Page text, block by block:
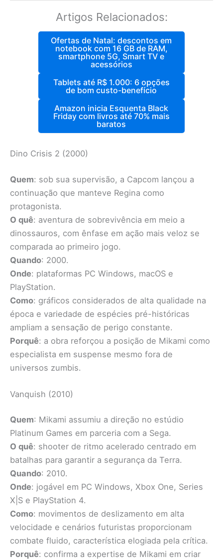
Artigos Relacionados:
Ofertas de Natal: descontos em
notebook com 16 GB de RAM,
smartphone 5G, Smart TV e
acessórios
Tablets até R$ 1.000: 6 opções
de bom custo-benefício
Amazon inicia Esquenta Black
Friday com livros até 70% mais
baratos
Dino Crisis 2 (2000)
Quem: sob sua supervisão, a Capcom lançou a
continuação que manteve Regina como
protagonista.
O quê: aventura de sobrevivência em meio a
dinossauros, com ênfase em ação mais veloz se
comparada ao primeiro jogo.
Quando: 2000.
Onde: plataformas PC Windows, macOS e
PlayStation.
Como: gráficos considerados de alta qualidade na
época e variedade de espécies pré-históricas
ampliam a sensação de perigo constante.
Porquê: a obra reforçou a posição de Mikami como
especialista em suspense mesmo fora de
universos zumbis.
Vanquish (2010)
Quem: Mikami assumiu a direção no estúdio
Platinum Games em parceria com a Sega.
O quê: shooter de ritmo acelerado centrado em
batalhas para garantir a segurança da Terra.
Quando: 2010.
Onde: jogável em PC Windows, Xbox One, Series
X|S e PlayStation 4.
Como: movimentos de deslizamento em alta
velocidade e cenários futuristas proporcionam
combate fluido, característica elogiada pela crítica.
Porquê: confirma a expertise de Mikami em criar